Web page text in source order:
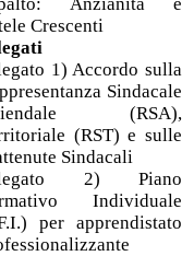
Crescenti
1) Accordo sulla
Sindacale
(RSA),
(RST) e sulle
Sindacali
2) Piano
Individuale
per apprendistato